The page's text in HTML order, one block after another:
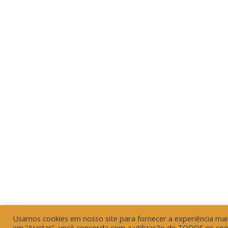
Usamos cookies em nosso site para fornecer a experiência